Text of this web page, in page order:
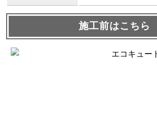
施工前はこちら